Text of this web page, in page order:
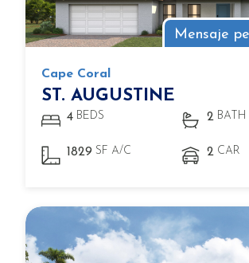
Mensaje
Cape Coral
ST. AUGUSTINE
4 BEDS 2 BATH
1829 SF A/C 2 CAR